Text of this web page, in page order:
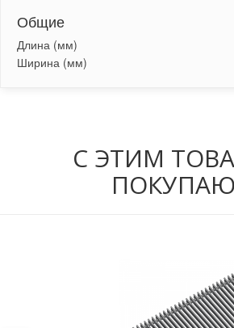
Общие
Длина (мм)
Ширина (мм)
С ЭТИМ